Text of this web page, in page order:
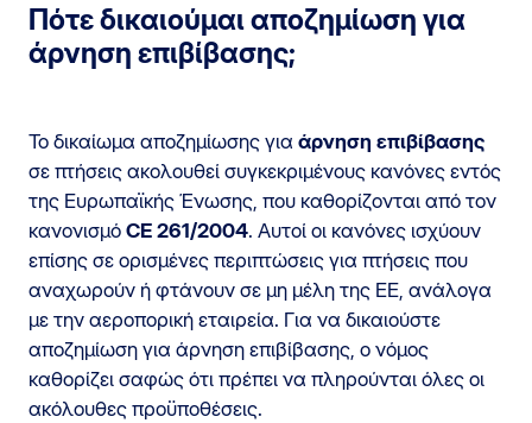
Πότε δικαιούμαι αποζημίωση για
άρνηση επιβίβασης;
Το δικαίωμα αποζημίωσης για άρνηση επιβίβασης
σε πτήσεις ακολουθεί συγκεκριμένους κανόνες εντός
της Ευρωπαϊκής Ένωσης, που καθορίζονται από τον
κανονισμό CE 261/2004. Αυτοί οι κανόνες ισχύουν
επίσης σε ορισμένες περιπτώσεις για πτήσεις που
αναχωρούν ή φτάνουν σε μη μέλη της ΕΕ, ανάλογα
με την αεροπορική εταιρεία. Για να δικαιούστε
αποζημίωση για άρνηση επιβίβασης, ο νόμος
καθορίζει σαφώς ότι πρέπει να πληρούνται όλες οι
ακόλουθες προϋποθέσεις.